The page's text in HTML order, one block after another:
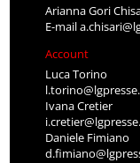
Arianna Gori
E-mail
Account
Luca Torino
Ivana Cretier
Daniele Fimiano